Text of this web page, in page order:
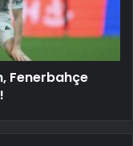
Fenerbahçe